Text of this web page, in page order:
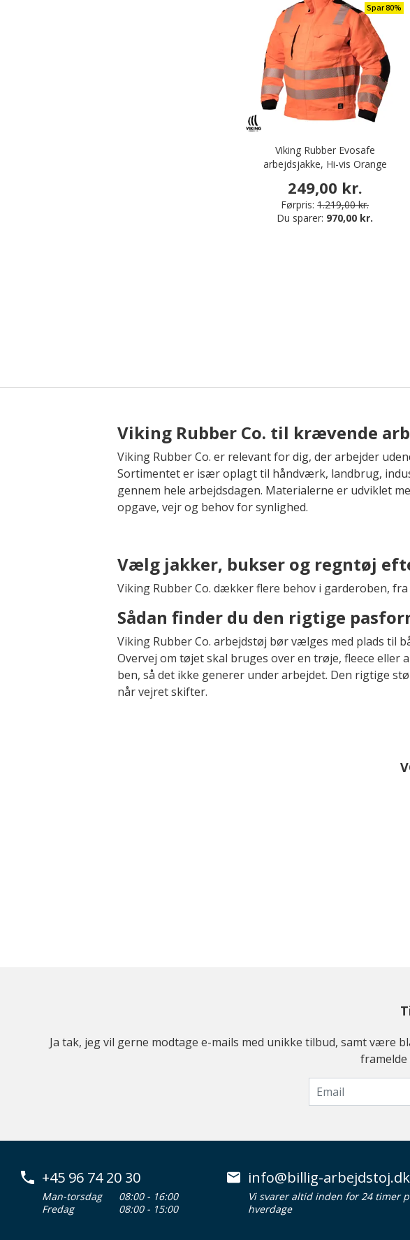
Spar 80%
Viking Rubber Evosafe
arbejdsjakke, Hi-vis Orange
249,00 kr.
Førpris: 1.219,00 kr.
Du sparer: 970,00 kr.
Viking Rubber Co. til krævende
Viking Rubber Co. er relevant for dig, der arbejder
Sortimentet er især oplagt til håndværk, landbrug,
gennem hele arbejdsdagen. Materialerne er udviklet
opgave, vejr og behov for synlighed.
Vælg jakker, bukser og regntøj
Viking Rubber Co. dækker flere behov i garderoben,
Sådan finder du den rigtige
Viking Rubber Co. arbejdstøj bør vælges med plads til
Overvej om tøjet skal bruges over en trøje, fleece
ben, så det ikke generer under arbejdet. Den rigtige
når vejret skifter.
Ja tak, jeg vil gerne modtage e-mails med unikke tilbud, samt
framelde
+45 96 74 20 30
Man-torsdag
08:00 - 16:00
Fredag
08:00 - 15:00
info@billig-arbejdstoj.dk
Vi svarer altid inden for 24 timer
hverdage